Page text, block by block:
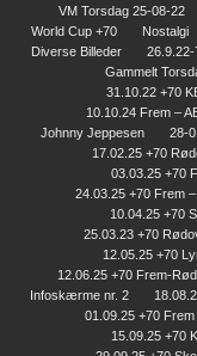
VM Torsdag 25-08-22
World Cup +70
Nostalgi
Diverse Billeder
Gammelt
31.10.22 +70
10.10.24 Frem –
Johnny Jeppesen
28-
17.02.25 +70
03.03.25 +70
24.03.25 +70 Frem
10.04.25 +70
25.03.23 +70
12.05.25 +70
12.06.25 +70 Frem-
Infoskærme nr. 2
01.09.25 +70
15.09.25 +70